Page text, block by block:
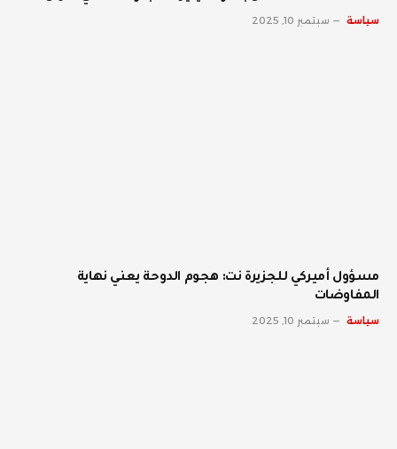
سياسة سبتمبر 10, 2025
مسؤول أميركي للجزيرة نت: هجوم الدوحة يعني نهاية
المفاوضات
سياسة سبتمبر 10, 2025